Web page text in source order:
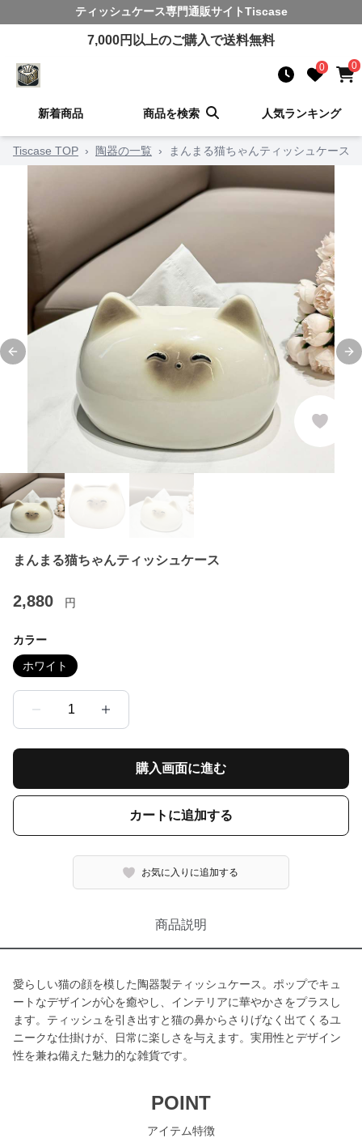
ティッシュケース専門通販サイトTiscase
7,000円以上のご購入で送料無料
0 0
新着商品 商品を検索 人気ランキング
Tiscase TOP › 陶器の一覧 › まんまる猫ちゃんティッシュケース
Previous slide
まんまる猫ちゃんティッシュケース
2,880 円
カラー
ホワイト
1
購入画面に進む
カートに追加する
お気に入りに追加する
商品説明
愛らしい猫の顔を模した陶器製ティッシュケース。ポップでキュ
ートなデザインが心を癒やし、インテリアに華やかさをプラスし
ます。ティッシュを引き出すと猫の鼻からさりげなく出てくるユ
ニークな仕掛けが、日常に楽しさを与えます。実用性とデザイン
性を兼ね備えた魅力的な雑貨です。
POINT
アイテム特徴